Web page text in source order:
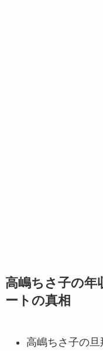
高嶋ちさ子の年
ートの真相
高嶋ちさ子の